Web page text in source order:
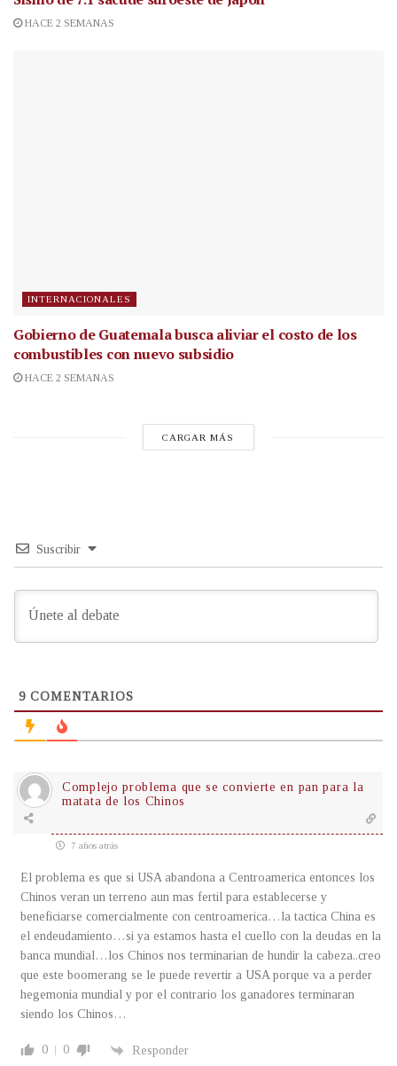
HACE 2 SEMANAS
INTERNACIONALES
Gobierno de Guatemala busca aliviar el costo de los
combustibles con nuevo subsidio
HACE 2 SEMANAS
CARGAR MÁS
Suscribir
9 COMENTARIOS
Complejo problema que se convierte en pan para la
matata de los Chinos
7 años atrás
El problema es que si USA abandona a Centroamerica entonces los
Chinos veran un terreno aun mas fertil para establecerse y
beneficiarse comercialmente con centroamerica…la tactica China es
el endeudamiento…si ya estamos hasta el cuello con la deudas en la
banca mundial…los Chinos nos terminarian de hundir la cabeza..creo
que este boomerang se le puede revertir a USA porque va a perder
hegemonia mundial y por el contrario los ganadores terminaran
siendo los Chinos…
0 0 Responder